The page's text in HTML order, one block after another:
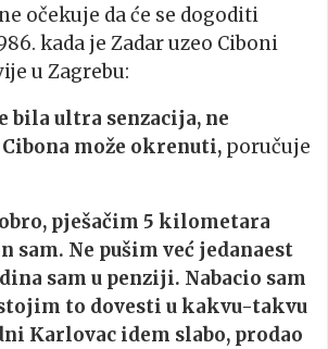
očekuje da će se dogoditi
kada je Zadar uzeo Ciboni
u Zagrebu:
bila ultra senzacija, ne
može okrenuti, poručuje
pješačim 5 kilometara
sam. Ne pušim već jedanaest
sam u penziji. Nabacio sam
to dovesti u kakvu-takvu
Karlovac idem slabo, prodao